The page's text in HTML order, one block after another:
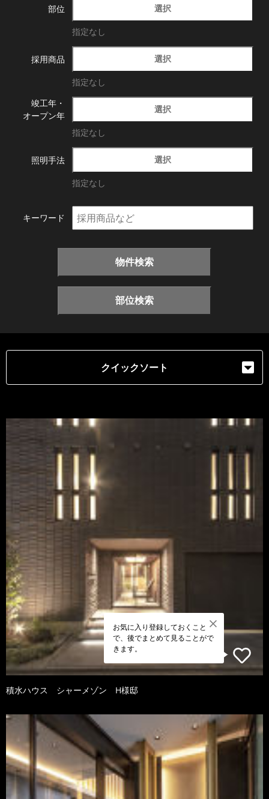
部位 選択
指定なし
採用商品 選択
指定なし
竣工年・
オープン年
選択
指定なし
照明手法 選択
指定なし
キーワード
物件検索
部位検索
クイックソート
お気に入り登録しておくこと
で、後でまとめて見ることがで
きます。
積水ハウス シャーメゾン H様邸